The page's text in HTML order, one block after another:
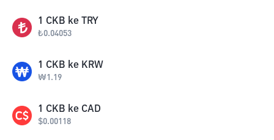
1 CKB ke TRY
₺0.04053
1 CKB ke KRW
₩1.19
1 CKB ke CAD
$0.00118